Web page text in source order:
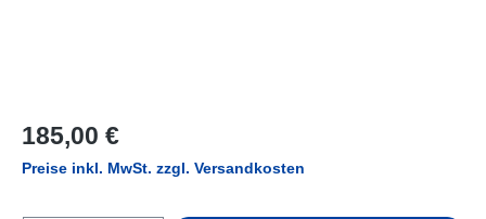
Regulärer Preis:
185,00 €
Preise inkl. MwSt. zzgl. Versandkosten